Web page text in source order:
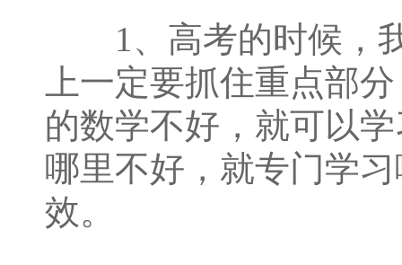
1、高考的时候，我
上一定要抓住重点部
的数学不好，就可以
哪里不好，就专门学
效。